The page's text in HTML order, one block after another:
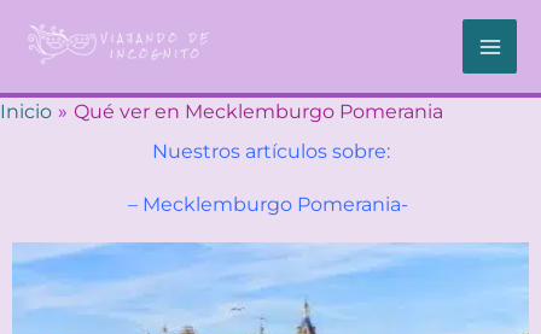
contenido
Inicio
Qué ver en Mecklemburgo Pomerania
Nuestros artículos sobre:
– Mecklemburgo Pomerania-